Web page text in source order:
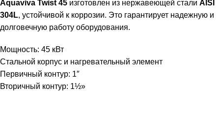
Aquaviva Twist 45 изготовлен из нержавеющей стали AISI
304L, устойчивой к коррозии. Это гарантирует надежную и
долговечную работу оборудования.
Мощность: 45 кВт
Стальной корпус и нагревательный элемент
Первичный контур: 1″
Вторичный контур: 1½»